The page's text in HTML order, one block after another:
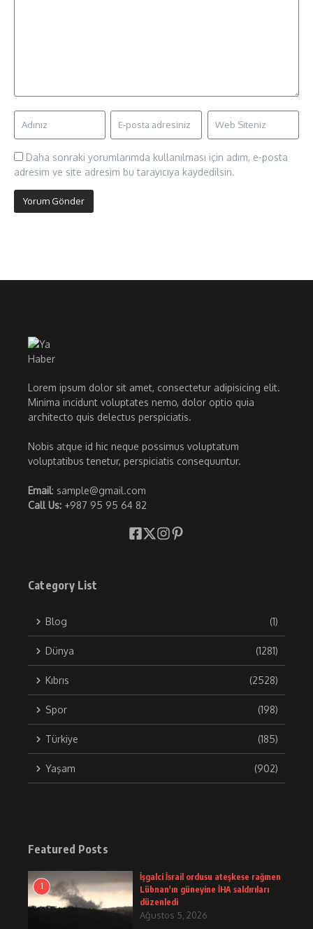
Daha sonraki yorumlarımda kullanılması için adım, e-posta
adresim ve site adresim bu tarayıcıya kaydedilsin.
Lorem ipsum dolor sit amet, consectetur adipisicing elit.
Minima incidunt voluptates nemo, dolor optio quia
architecto quis delectus perspiciatis.
Nobis atque id hic neque possimus voluptatum
voluptatibus tenetur, perspiciatis consequuntur.
Email: sample@gmail.com
Call Us: +987 95 95 64 82
Category List
Blog (1)
Dünya (1281)
Kıbrıs (2528)
Spor (198)
Türkiye (185)
Yaşam (902)
Featured Posts
1
İşgalci İsrail ordusu ateşkese rağmen
Lübnan'ın güneyine İHA saldırıları
düzenledi
Ağustos 5, 2026